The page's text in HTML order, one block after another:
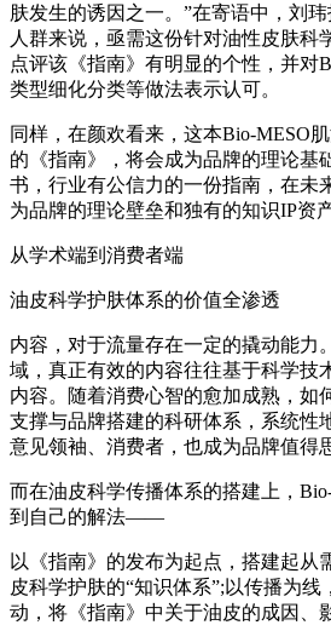
肤发生的诱因之一。”在寄语中，刘
人群来说，亟需这份针对油性皮肤科
点评该《指南》有明显的个性，并对
类型细化分类等做法表示认可。
同样，在颜欢看来，这本Bio-MESO
的《指南》，将会成为品牌的理论基
书，行业有公信力的一份指南，在未
为品牌的理论壁垒和独有的知识IP资产
从学术端到消费者端
油皮科学护肤体系的价值全渗透
内容，对于流量存在一定的撬动能力
域，真正有效的内容往往基于科学技
内容。随着消费心智的愈加成熟，如
支撑与品牌搭建的科研体系，系统性
意见领袖、消费者，也成为品牌值得
而在油皮科学传播体系的搭建上，
到自己的解法——
以《指南》的发布为起点，搭建起从
皮科学护肤的“知识体系”;以传播为
动，将《指南》中关于油皮的成因、